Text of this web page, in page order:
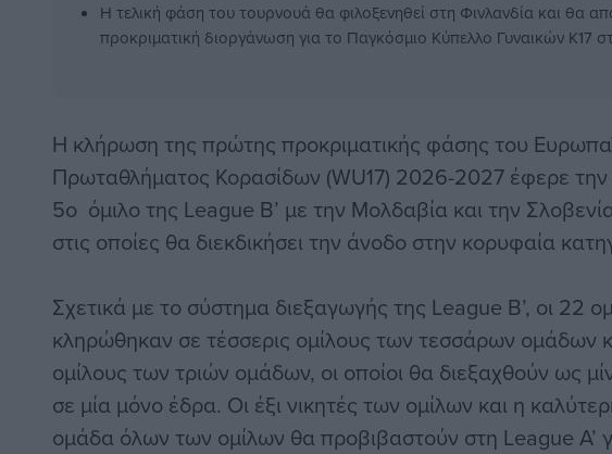
Η τελική φάση του τουρνουά θα φιλοξενηθεί στη Φινλανδία και θα
προκριματική διοργάνωση για το Παγκόσμιο Κύπελλο Γυναικών Κ17
Η κλήρωση της πρώτης προκριματικής φάσης του
Πρωταθλήματος Κορασίδων (WU17) 2026-2027 έφερε
5ο όμιλο της League Β’ με την Μολδαβία και την
στις οποίες θα διεκδικήσει την άνοδο στην κορυφαία
Σχετικά με το σύστημα διεξαγωγής της League B’, οι 22
κληρώθηκαν σε τέσσερις ομίλους των τεσσάρων ομάδων
ομίλους των τριών ομάδων, οι οποίοι θα διεξαχθούν ως
σε μία μόνο έδρα. Οι έξι νικητές των ομίλων και η
ομάδα όλων των ομίλων θα προβιβαστούν στη League A’